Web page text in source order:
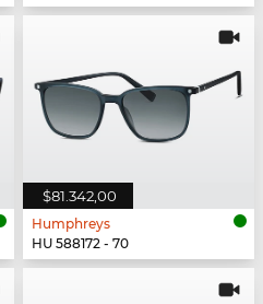
$81.342,00
Humphreys
HU 588172 - 70